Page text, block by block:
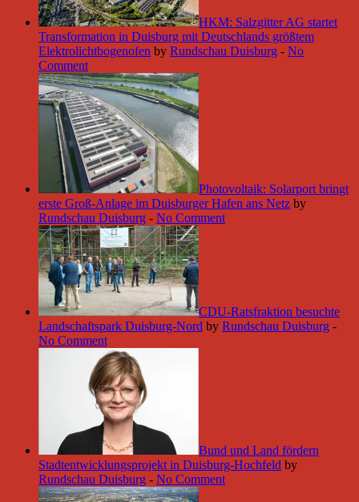
HKM: Salzgitter AG startet
Transformation in Duisburg mit Deutschlands größtem
Elektrolichtbogenofen by Rundschau Duisburg - No
Comment
Photovoltaik: Solarport bringt
erste Groß-Anlage im Duisburger Hafen ans Netz by
Rundschau Duisburg - No Comment
CDU-Ratsfraktion besuchte
Landschaftspark Duisburg-Nord by Rundschau Duisburg -
No Comment
Bund und Land fördern
Stadtentwicklungsprojekt in Duisburg-Hochfeld by
Rundschau Duisburg - No Comment